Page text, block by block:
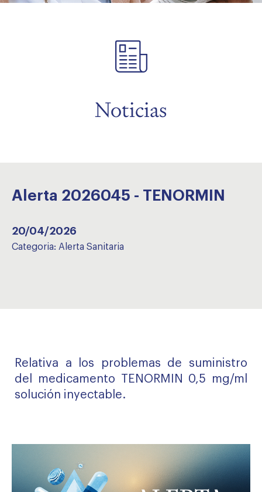
Noticias
Alerta 2026045 - TENORMIN
20/04/2026
Categoria: Alerta Sanitaria
Relativa a los problemas de suministro
del medicamento TENORMIN 0,5 mg/ml
solución inyectable.